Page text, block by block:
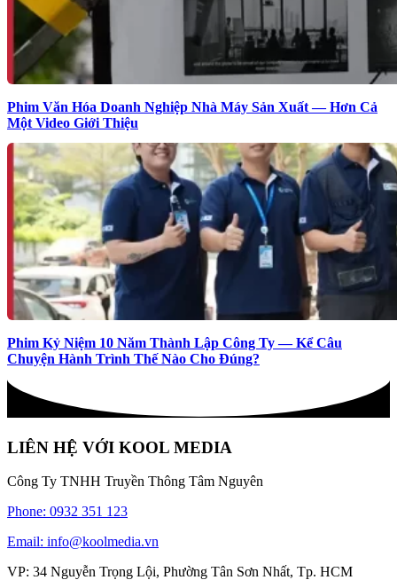
Phim Văn Hóa Doanh Nghiệp Nhà Máy Sản Xuất — Hơn Cả
Một Video Giới Thiệu
Phim Kỷ Niệm 10 Năm Thành Lập Công Ty — Kể Câu
Chuyện Hành Trình Thế Nào Cho Đúng?
LIÊN HỆ VỚI KOOL MEDIA
Công Ty TNHH Truyền Thông Tâm Nguyên
Phone: 0932 351 123
Email: info@koolmedia.vn
VP: 34 Nguyễn Trọng Lội, Phường Tân Sơn Nhất, Tp. HCM